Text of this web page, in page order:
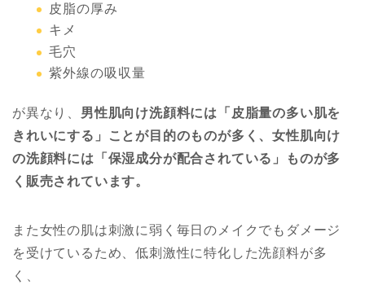
皮脂の厚み
キメ
毛穴
紫外線の吸収量
が異なり、 男性肌向け洗顔料には「皮脂量の多い肌を
きれいにする」ことが目的のものが多く、女性肌向け
の洗顔料には「保湿成分が配合されている」ものが多
く販売されています。
また女性の肌は刺激に弱く毎日のメイクでもダメージ
を受けているため、低刺激性に特化した洗顔料が多
く、